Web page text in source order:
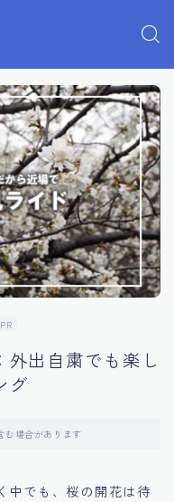
PR
外出自粛でも楽し
グ
む場合があります
中でも、桜の開花は待